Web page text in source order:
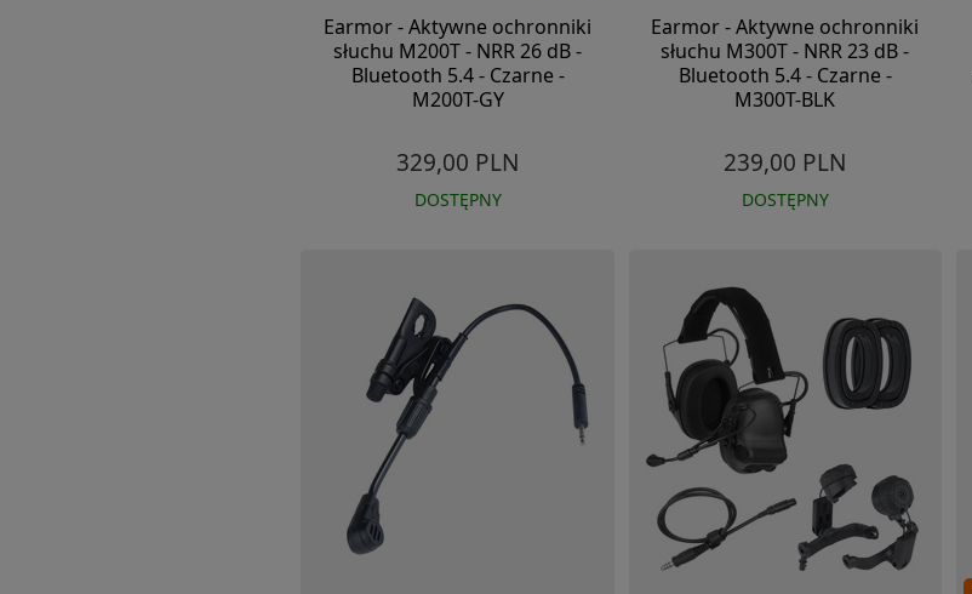
Earmor - Aktywne ochronniki
słuchu M200T - NRR 26 dB -
Bluetooth 5.4 - Czarne -
M200T-GY
329,00 PLN
DOSTĘPNY
Earmor - Aktywne ochronniki
słuchu M300T - NRR 23 dB -
Bluetooth 5.4 - Czarne -
M300T-BLK
239,00 PLN
DOSTĘPNY